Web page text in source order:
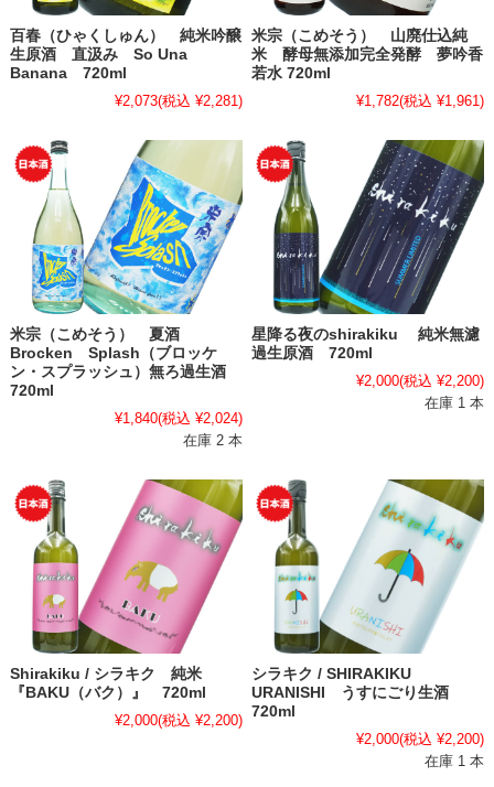
百春（ひゃくしゅん） 純米吟醸
生原酒 直汲み So Una
Banana 720ml
¥2,073(税込 ¥2,281)
米宗（こめそう） 山廃仕込純
米 酵母無添加完全発酵 夢吟香
若水 720ml
¥1,782(税込 ¥1,961)
米宗（こめそう） 夏酒
Brocken Splash（ブロッケ
ン・スプラッシュ）無ろ過生酒
720ml
¥1,840(税込 ¥2,024)
在庫 2 本
星降る夜のshirakiku 純米無濾
過生原酒 720ml
¥2,000(税込 ¥2,200)
在庫 1 本
Shirakiku / シラキク 純米
『BAKU（バク）』 720ml
¥2,000(税込 ¥2,200)
シラキク / SHIRAKIKU
URANISHI うすにごり生酒
720ml
¥2,000(税込 ¥2,200)
在庫 1 本